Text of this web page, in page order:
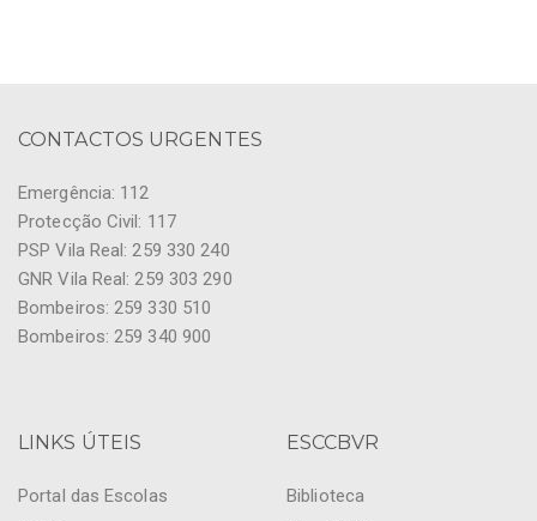
CONTACTOS URGENTES
Emergência: 112
Protecção Civil: 117
PSP Vila Real: 259 330 240
GNR Vila Real: 259 303 290
Bombeiros: 259 330 510
Bombeiros: 259 340 900
LINKS ÚTEIS
Portal das Escolas
ESCCBVR
Biblioteca